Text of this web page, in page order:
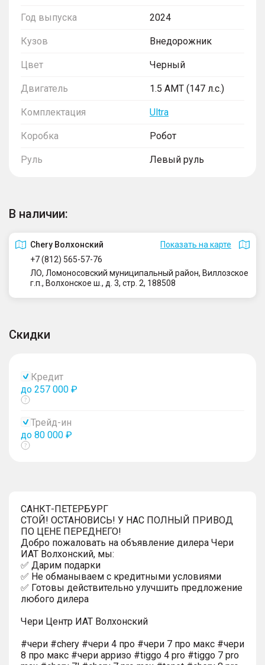
Год выпуска 2024
Кузов Внедорожник
Цвет Черный
Двигатель 1.5 AMT (147 л.с.)
Комплектация Ultra
Коробка Робот
Руль Левый руль
В наличии:
Сhery Волхонский
Показать на карте
+7 (812) 565-57-76
ЛО, Ломоносовский муниципальный район, Виллозское
г.п., Волхонское ш., д. 3, стр. 2, 188508
Скидки
Кредит
до 257 000 ₽
Показать
Трейд-ин
до 80 000 ₽
Показать
САНКТ-ПЕТЕРБУРГ
СТОЙ! ОСТАНОВИСЬ! У НАС ПОЛНЫЙ ПРИВОД
ПО ЦЕНЕ ПЕРЕДНЕГО!
Добро пожаловать на объявление дилера Чери
ИАТ Волхонский, мы:
✅ Дарим подарки
✅ Не обманываем с кредитными условиями
✅ Готовы действительно улучшить предложение
любого дилера
Чери Центр ИАТ Волхонский
#чери #chery #чери 4 про #чери 7 про макс #чери
8 про макс #чери арризо #tiggo 4 pro #tiggo 7 pro